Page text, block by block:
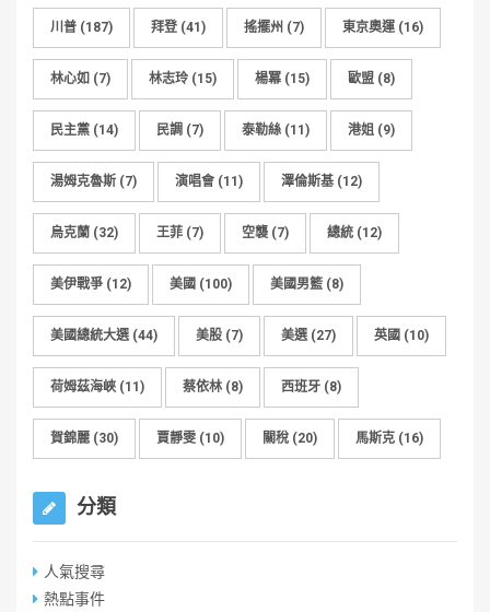
川普 (187) 拜登 (41) 搖擺州 (7) 東京奧運(16)
林心如 (7) 林志玲 (15) 楊冪 (15) 歐盟 (8)
民主黨 (14) 民調 (7) 泰勒絲 (11) 港姐 (9)
湯姆克魯斯 (7) 演唱會 (11) 澤倫斯基 (12)
烏克蘭 (32) 王菲 (7) 空襲 (7) 總統 (12)
美伊戰爭 (12) 美國 (100) 美國男籃 (8)
美國總統大選(44) 美股 (7) 美選(27) 英國 (10)
荷姆茲海峽 (11) 蔡依林 (8) 西班牙 (8)
賀錦麗 (30) 賈靜雯 (10) 關稅 (20) 馬斯克 (16)
分類
人氣搜尋
熱點事件